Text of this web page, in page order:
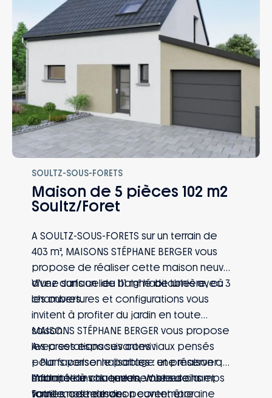
SOULTZ-SOUS-FORETS
Maison de 5 pièces 102 m2
Soultz/Foret
A SOULTZ-SOUS-FORETS sur un terrain de
403 m², MAISONS STÉPHANE BERGER vous
propose de réaliser cette maison neuve
d’une surface de 111 m² habitables avec 3
chambres.
Vivez dans un lieu baigné de lumière, où
les ouvertures et configurations vous
invitent à profiter du jardin en toute
saison.
Avec ses espaces conviviaux pensés
pour favoriser le partage et préserver
l’intimité de chaque membre de la
famille, cette maison contemporaine
MAISONS STÉPHANE BERGER vous propose
les prestations suivantes :
– Plans personnalisables : une maison qui
s’adapte à vos envies, vos besoins et
votre mode de vie
Informations du terrain : Vue sur champs
Toutes nos maisons peuvent être